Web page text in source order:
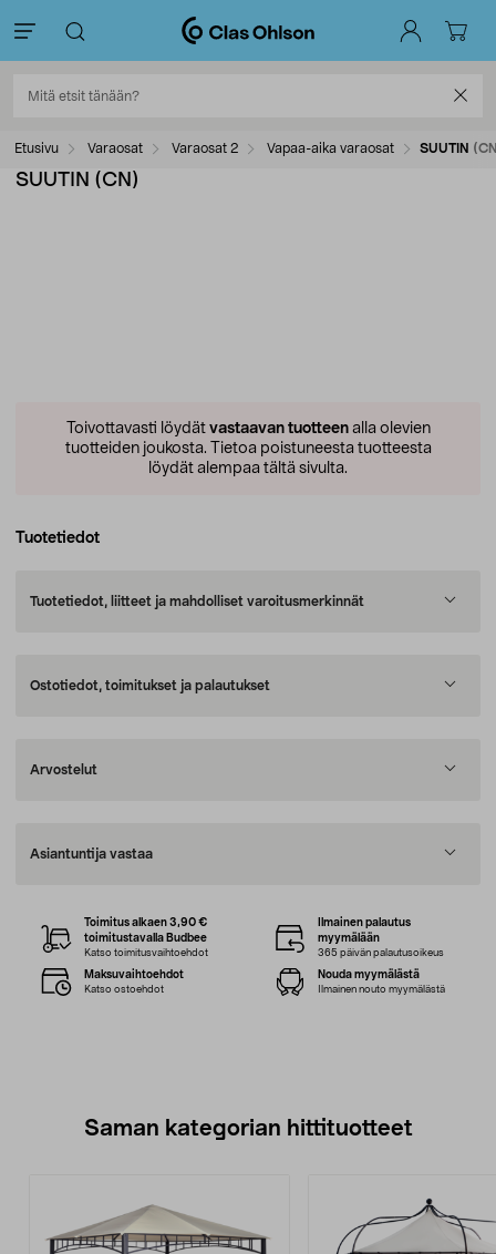
Etusivu Varaosat Varaosat 2 Vapaa-aika varaosat SUUTIN
SUUTIN (CN)
Toivottavasti löydät vastaavan tuotteenalla olevien
tuotteiden joukosta. Tietoa poistuneesta tuotteesta
löydät alempaa tältä sivulta.
Tuotetiedot
Tuotetiedot, liitteet ja mahdolliset varoitusmerkinnät
Ostotiedot, toimitukset ja palautukset
Arvostelut
Asiantuntija vastaa
Toimitus alkaen 3,90 €
toimitustavalla Budbee
Katso toimitusvaihtoehdot
Ilmainen palautus
myymälään
365 päivän palautusoikeus
Maksuvaihtoehdot
Katso ostoehdot
Nouda myymälästä
Ilmainen nouto myymälästä
Saman kategorian hittituotteet